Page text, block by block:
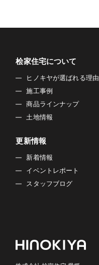
桧家住宅について
ヒノキヤが選ばれる理由
施工事例
商品ラインナップ
土地情報
更新情報
新着情報
イベントレポート
スタッフブログ